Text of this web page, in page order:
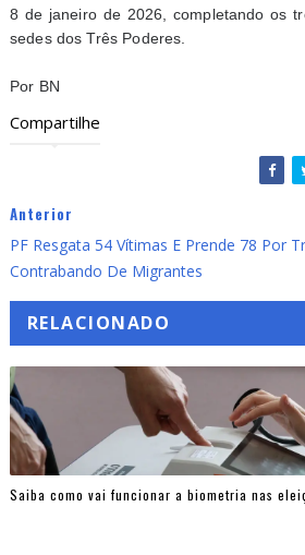
8 de janeiro de 2026, completando os
sedes dos Três Poderes.
Por BN
Compartilhe
Anterior
PF Resgata 54 Vítimas E Prende 78 Por
Contrabando De Migrantes
RELACIONADO
Saiba como vai funcionar a biometria nas